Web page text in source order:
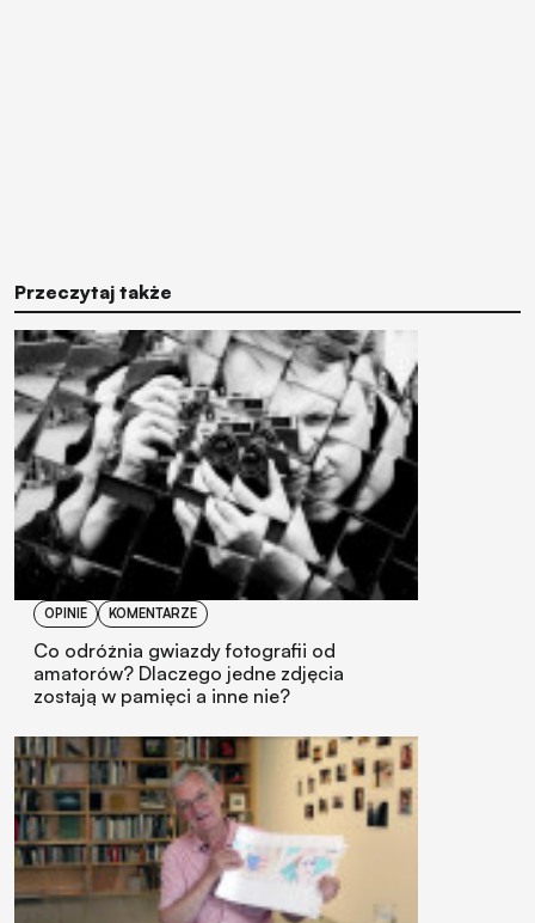
Przeczytaj także
OPINIE KOMENTARZE
Co odróżnia gwiazdy fotografii od
amatorów? Dlaczego jedne zdjęcia
zostają w pamięci a inne nie?